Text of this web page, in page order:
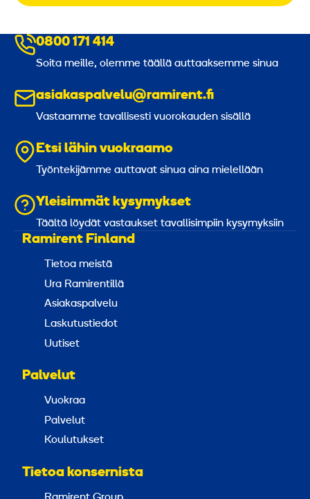
0800 171 414
Soita meille, olemme täällä auttaaksemme sinua
asiakaspalvelu@ramirent.fi
Vastaamme tavallisesti vuorokauden sisällä
Etsi lähin vuokraamo
Työntekijämme auttavat sinua aina mielellään
Yleisimmät kysymykset
Täältä löydät vastaukset tavallisimpiin kysymyksiin
Ramirent Finland
Tietoa meistä
Ura Ramirentillä
Asiakaspalvelu
Laskutustiedot
Uutiset
Palvelut
Vuokraa
Palvelut
Koulutukset
Tietoa konsernista